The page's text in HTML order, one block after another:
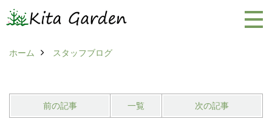
ホーム スタッフブログ
前の記事 一覧 次の記事